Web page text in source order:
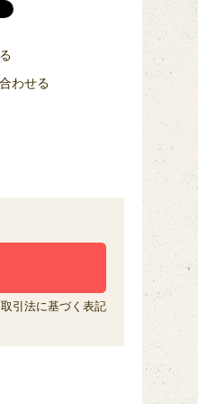
わせる
引法に基づく表記